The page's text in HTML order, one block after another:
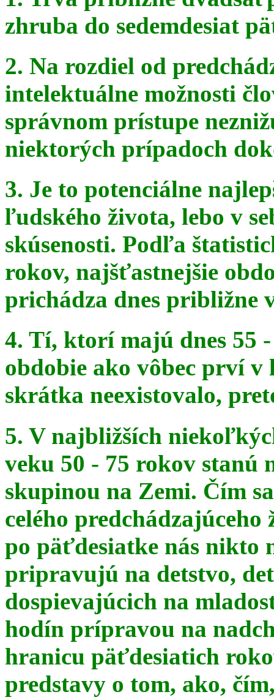
zhruba do sedemdesiat
2. Na rozdiel od
intelektuálne možnosti
správnom prístupe
niektorých prípadoch
3. Je to potenciálne
ľudského života, lebo v
skúsenosti. Podľa
rokov, najšťastnejšie
prichádza dnes približne
4. Tí, ktorí majú dnes 55
obdobie ako vôbec prví
skrátka neexistovalo,
5. V najbližších
veku 50 - 75 rokov stanú
skupinou na Zemi. Čím
celého
po päťdesiatke nás nikto
pripravujú na detstvo,
dospievajúcich na
hodín prípravou na
hranicu päťdesiatich
predstavy o tom, ako,